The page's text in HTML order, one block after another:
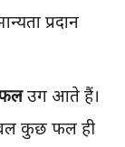
प्रदान
उग आते हैं।
कुछ फल ही